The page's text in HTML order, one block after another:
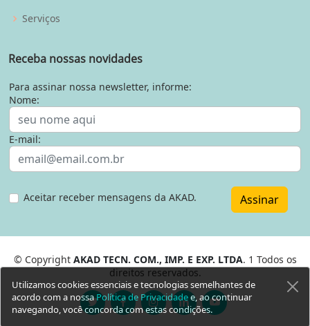
Serviços
Receba nossas novidades
Para assinar nossa newsletter, informe:
Nome:
E-mail:
Aceitar receber mensagens da AKAD. Assinar
© Copyright AKAD TECN. COM., IMP. E EXP. LTDA. 1 Todos os
direitos reservados.
Utilizamos cookies essenciais e tecnologias semelhantes de
acordo com a nossaPolítica de Privacidadee, ao continuar
navegando, você concorda com estas condições.